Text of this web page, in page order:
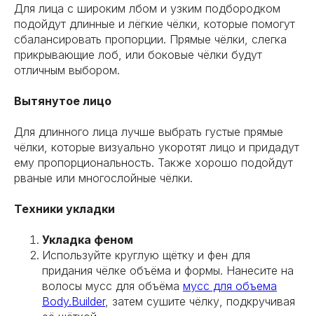
Для лица с широким лбом и узким подбородком
подойдут длинные и лёгкие чёлки, которые помогут
сбалансировать пропорции. Прямые чёлки, слегка
прикрывающие лоб, или боковые чёлки будут
отличным выбором.
Вытянутое лицо
Для длинного лица лучше выбрать густые прямые
чёлки, которые визуально укоротят лицо и придадут
ему пропорциональность. Также хорошо подойдут
рваные или многослойные чёлки.
Техники укладки
Укладка феном
Используйте круглую щётку и фен для
придания чёлке объёма и формы. Нанесите на
волосы мусс для объёма мусс для объема
Body.Builder, затем сушите чёлку, подкручивая